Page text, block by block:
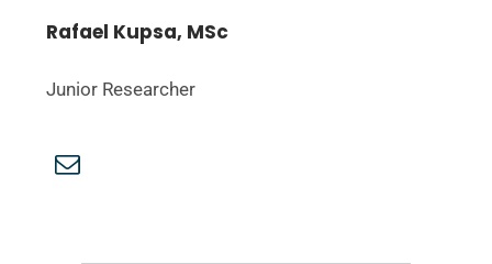
Rafael Kupsa, MSc
Junior Researcher